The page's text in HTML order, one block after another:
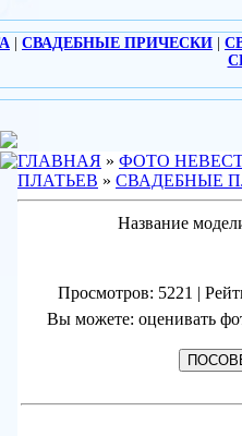
СВАДЕБНЫЕ ПРИЧЕСКИ
ГЛАВНАЯ » ФОТО
ПЛАТЬЕВ » СВАДЕБНЫЕ
Название
Просмотров: 5221 |
Вы можете: оценивать